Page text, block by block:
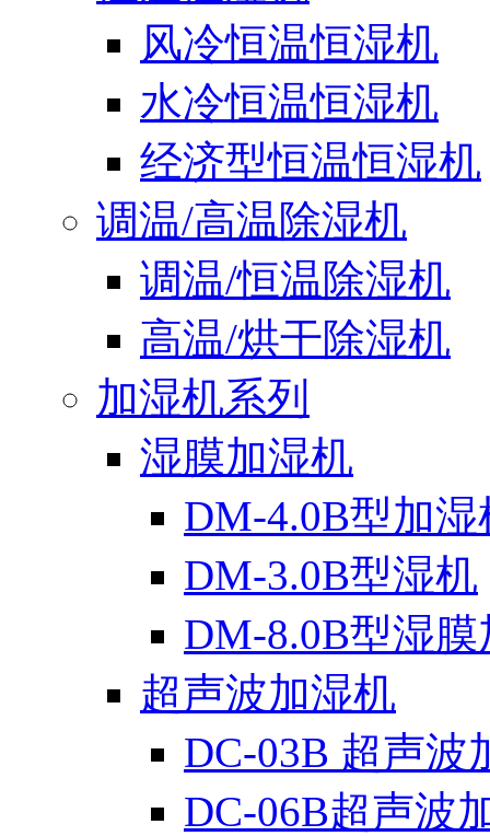
风冷恒温恒湿机
水冷恒温恒湿机
经济型恒温恒湿机
调温/高温除湿机
调温/恒温除湿机
高温/烘干除湿机
加湿机系列
湿膜加湿机
DM-4.0B型加湿
DM-3.0B型湿机
DM-8.0B型湿
超声波加湿机
DC-03B 超声波
DC-06B超声波